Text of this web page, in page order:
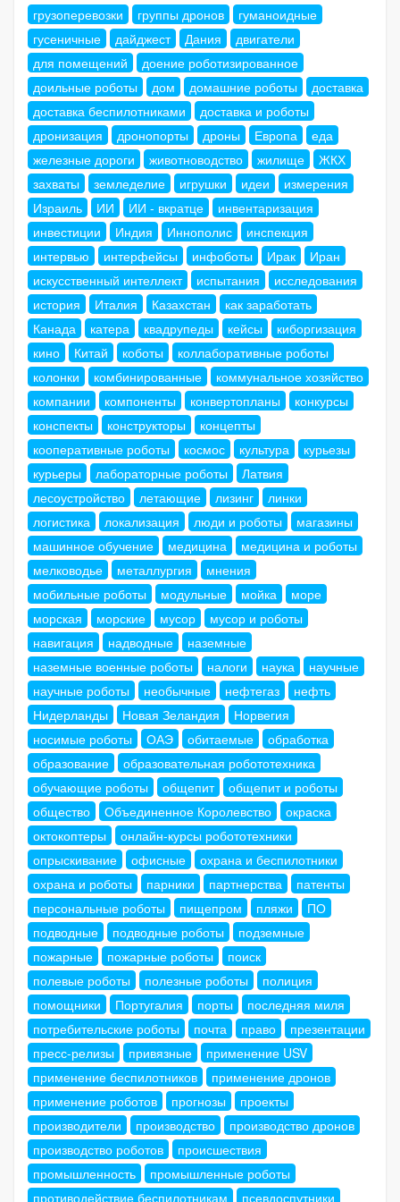
грузоперевозки группы дронов
гуманоидные
гусеничные
дайджест Дания
двигатели
для помещений
доение роботизированное
доильные роботы
дом домашние роботы
доставка
доставка беспилотниками
доставка и роботы
дронизация
дронопорты дроны Европа
еда
железные дороги
животноводство жилище
ЖКХ
захваты
земледелие игрушки идеи
измерения
Израиль
ИИ ИИ - вкратце
инвентаризация
инвестиции
Индия Иннополис
инспекция
интервью
интерфейсы инфоботы Ирак
Иран
искусственный интеллект
испытания
исследования
история
Италия Казахстан
как заработать
Канада
катера квадрупеды кейсы
киборгизация
кино
Китай коботы
коллаборативные роботы
колонки
комбинированные
коммунальное хозяйство
компании
компоненты конвертопланы
конкурсы
конспекты
конструкторы
концепты
кооперативные роботы
космос культура
курьезы
курьеры
лабораторные роботы
Латвия
лесоустройство
летающие лизинг
линки
логистика
локализация люди и роботы
магазины
машинное обучение
медицина
медицина и роботы
мелководье
металлургия
мнения
мобильные роботы
модульные мойка
море
морская
морские мусор
мусор и роботы
навигация
надводные
наземные
наземные военные роботы
налоги наука
научные
научные роботы
необычные нефтегаз
нефть
Нидерланды
Новая Зеландия
Норвегия
носимые роботы
ОАЭ обитаемые
обработка
образование
образовательная робототехника
обучающие роботы
общепит
общепит и роботы
общество
Объединенное Королевство
окраска
октокоптеры
онлайн-курсы робототехники
опрыскивание
офисные
охрана и беспилотники
охрана и роботы
парники партнерства
патенты
персональные роботы
пищепром пляжи
ПО
подводные
подводные роботы
подземные
пожарные
пожарные роботы
поиск
полевые роботы
полезные роботы
полиция
помощники
Португалия порты
последняя миля
потребительские роботы
почта право
презентации
пресс-релизы
привязные
применение USV
применение беспилотников
применение дронов
применение роботов
прогнозы
проекты
производители
производство
производство дронов
производство роботов
происшествия
промышленность
промышленные роботы
противодействие беспилотникам
псевдоспутники